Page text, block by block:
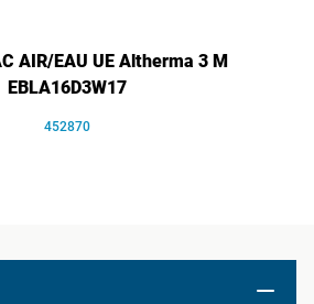
AIR/EAU UE Altherma 3 M
EBLA16D3W17
452870